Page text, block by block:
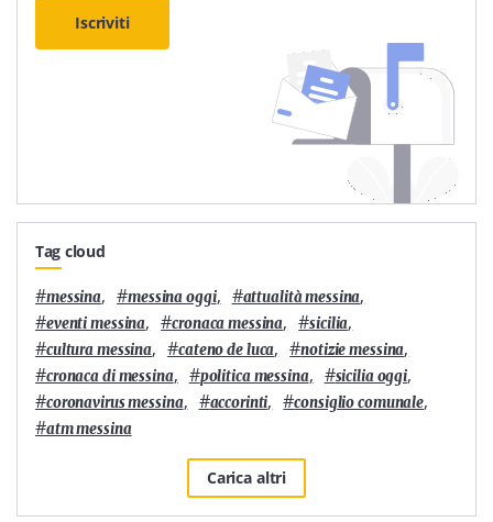
Iscriviti
Tag cloud
#messina, #messina oggi, #attualità messina,
#eventi messina, #cronaca messina, #sicilia,
#cultura messina, #cateno de luca, #notizie messina,
#cronaca di messina, #politica messina, #sicilia oggi,
#coronavirus messina, #accorinti, #consiglio comunale,
#atm messina
Carica altri